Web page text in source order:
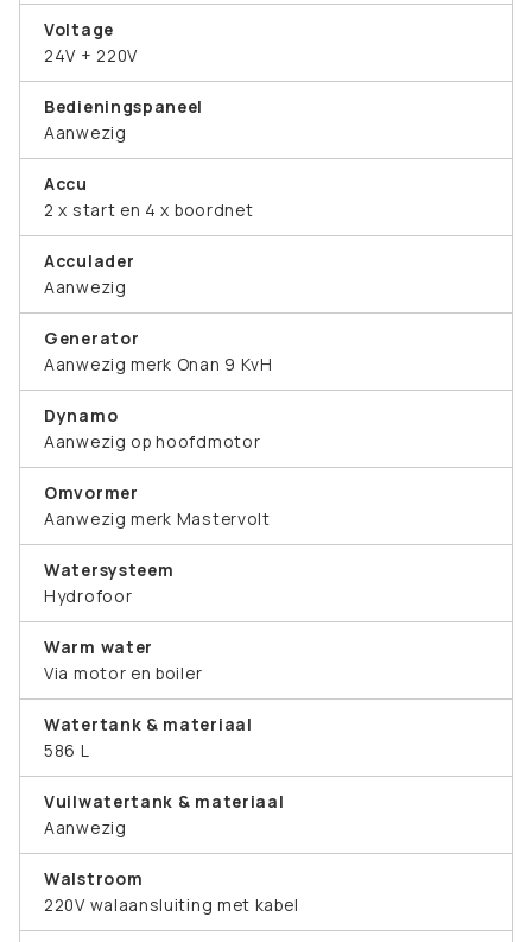
Voltage
24V + 220V
Bedieningspaneel
Aanwezig
Accu
2 x start en 4 x boordnet
Acculader
Aanwezig
Generator
Aanwezig merk Onan 9 KvH
Dynamo
Aanwezig op hoofdmotor
Omvormer
Aanwezig merk Mastervolt
Watersysteem
Hydrofoor
Warm water
Via motor en boiler
Watertank & materiaal
586 L
Vuilwatertank & materiaal
Aanwezig
Walstroom
220V walaansluiting met kabel